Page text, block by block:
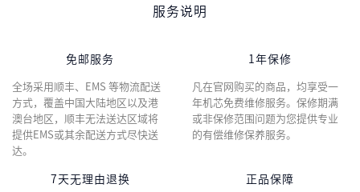
服务说明
免邮服务
全场采用顺丰、EMS 等物流配送
方式，覆盖中国大陆地区以及港
澳台地区，顺丰无法送达区域将
提供EMS或其余配送方式尽快送
达。
1年保修
凡在官网购买的商品，均享受一
年机芯免费维修服务。保修期满
或非保修范围问题为您提供专业
的有偿维修保养服务。
7天无理由退换 正品保障